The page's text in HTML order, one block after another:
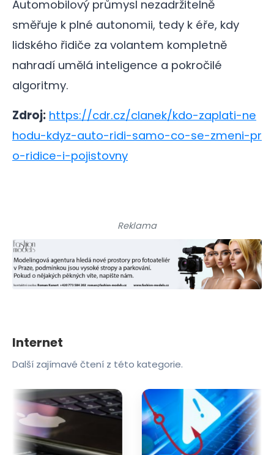
Automobilový průmysl nezadržitelně
směřuje k plné autonomii, tedy k éře, kdy
lidského řidiče za volantem kompletně
nahradí umělá inteligence a pokročilé
algoritmy.
Zdroj: https://cdr.cz/clanek/kdo-zaplati-ne
hodu-kdyz-auto-ridi-samo-co-se-zmeni-pr
o-ridice-i-pojistovny
Reklama
Internet
Další zajímavé čtení z této kategorie.